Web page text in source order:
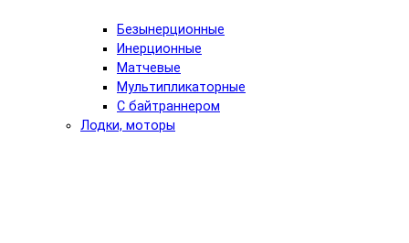
Безынерционные
Инерционные
Матчевые
Мультипликаторные
С байтраннером
Лодки, моторы